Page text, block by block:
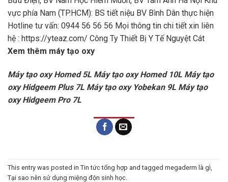
vực phía Nam (TP.HCM): BS tiết niệu BV Bình Dân thực hiện
Hotline tư vấn: 0944 56 56 56 Mọi thông tin chi tiết xin liên
hệ : https://yteaz.com/ Công Ty Thiết Bị Y Tế Nguyệt Cát
Xem thêm máy tạo oxy
Máy tạo oxy Homed 5L Máy tạo oxy Homed 10L Máy tạo
oxy Hidgeem Plus 7L Máy tạo oxy Yobekan 9L Máy tạo
oxy Hidgeem Pro 7L
This entry was posted in Tin tức tổng hợp and tagged megaderm là gì,
Tại sao nên sử dụng miệng độn sinh học.